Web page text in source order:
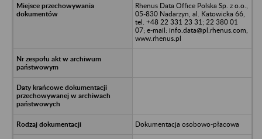
Rhenus Data Office Polska Sp. z o.o.,
05-830 Nadarzyn, al. Katowicka 66,
tel. +48 22 331 23 31; 22 380 01
07; e-mail: info.data@pl.rhenus.com,
www.rhenus.pl
Dokumentacja osobowo-płacowa